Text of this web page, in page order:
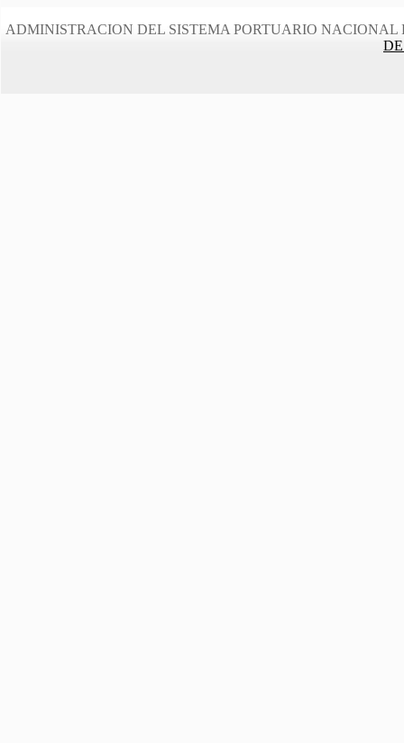
ADMINISTRACION DEL SISTEMA PORTUARIO NACIONAL